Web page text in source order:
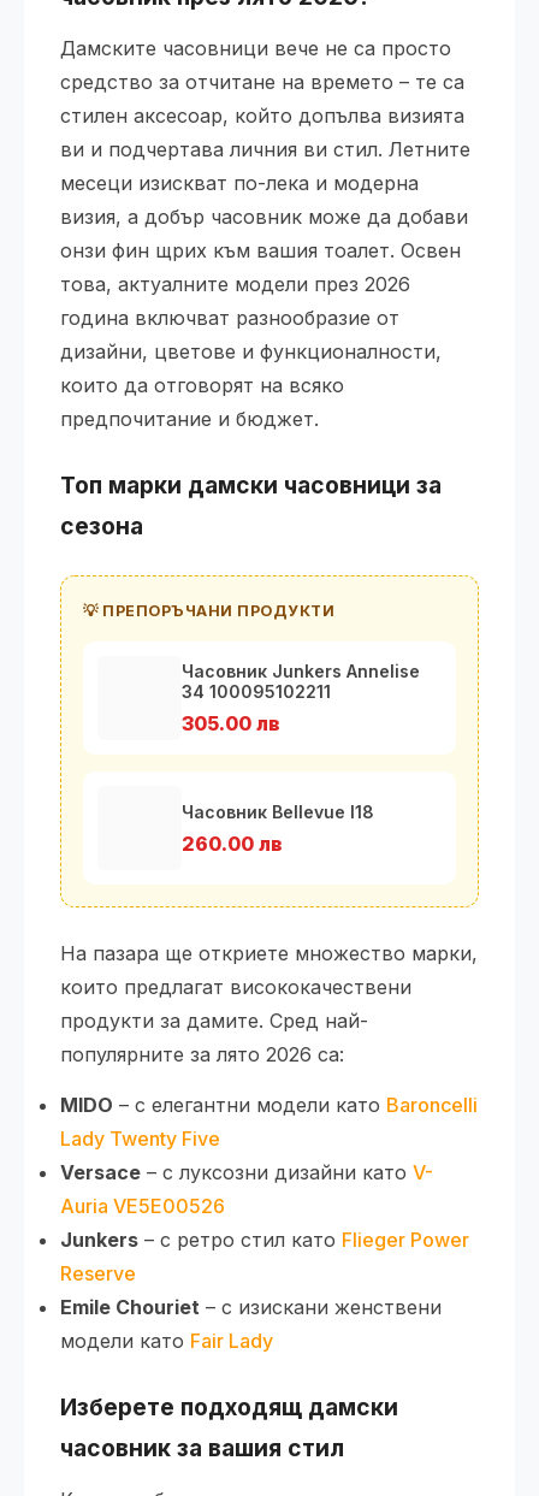
Дамските часовници вече не са просто
средство за отчитане на времето – те са
стилен аксесоар, който допълва визията
ви и подчертава личния ви стил. Летните
месеци изискват по-лека и модерна
визия, а добър часовник може да добави
онзи фин щрих към вашия тоалет. Освен
това, актуалните модели през 2026
година включват разнообразие от
дизайни, цветове и функционалности,
които да отговорят на всяко
предпочитание и бюджет.
Топ марки дамски часовници за
сезона
💡 ПРЕПОРЪЧАНИ ПРОДУКТИ
Часовник Junkers Annelise
34 100095102211
305.00 лв
Часовник Bellevue I18
260.00 лв
На пазара ще откриете множество марки,
които предлагат висококачествени
продукти за дамите. Сред най-
популярните за лято 2026 са:
MIDO – с елегантни модели като Baroncelli
Lady Twenty Five
Versace – с луксозни дизайни като V-
Auria VE5E00526
Junkers – с ретро стил като Flieger Power
Reserve
Emile Chouriet – с изискани женствени
модели като Fair Lady
Изберете подходящ дамски
часовник за вашия стил